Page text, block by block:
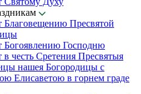
Благовещению Пресвятой
Богоявлению Господню
в честь Сретения Пресвятыя
нашея Богородицы с
Елисаветою в горнем граде